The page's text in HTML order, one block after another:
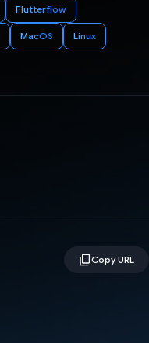
Flutterflow
MacOS Linux